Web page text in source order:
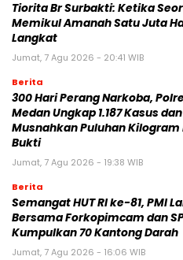
Tiorita Br Surbakti: Ketika
Memikul Amanah Satu Juta
Langkat
Jumat, 7 Agu 2026 - 20:41 WIB
Berita
300 Hari Perang Narkoba,
Medan Ungkap 1.187 Kasus dan
Musnahkan Puluhan Kilogram
Bukti
Jumat, 7 Agu 2026 - 19:38 WIB
Berita
Semangat HUT RI ke-81, PMI
Bersama Forkopimcam dan
Kumpulkan 70 Kantong Darah
Jumat, 7 Agu 2026 - 16:06 WIB